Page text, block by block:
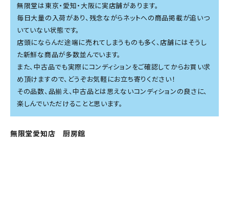
無限堂は東京・愛知・大阪に実店舗があります。
毎日大量の入荷があり、残念ながらネットへの商品掲載が追いつ
いていない状態です。
店頭にならんだ途端に売れてしまうものも多く、店舗にはそうし
た新鮮な商品が多数並んでいます。
また、中古品でも実際にコンディションをご確認してからお買い求
め頂けますので、どうぞお気軽にお立ち寄りください！
その品数、品揃え、中古品とは思えないコンディションの良さに、
楽しんでいただけることと思います。
無限堂愛知店 厨房館